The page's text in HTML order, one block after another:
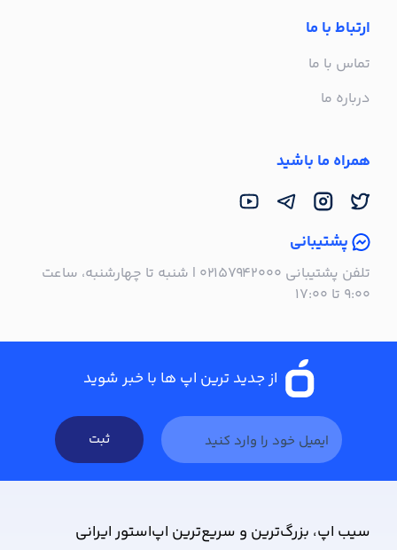
ارتباط با ما
تماس با ما
درباره ما
همراه ما باشید
پشتیبانی
تلفن پشتیبانی ۰۲۱۵۷۹۴۲۰۰۰ | شنبه تا چهارشنبه، ساعت
۹:۰۰ تا ۱۷:۰۰
از جدید ترین اپ ها با خبر شوید
ثبت
سیب ‌اپ، بزرگ‌ترین و سریع‌ترین اپ‌استور ایرانی